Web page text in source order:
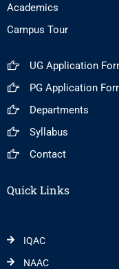
Academics
Campus Tour
UG Application
PG Application
Departments
Syllabus
Contact
Quick Links
IQAC
NAAC